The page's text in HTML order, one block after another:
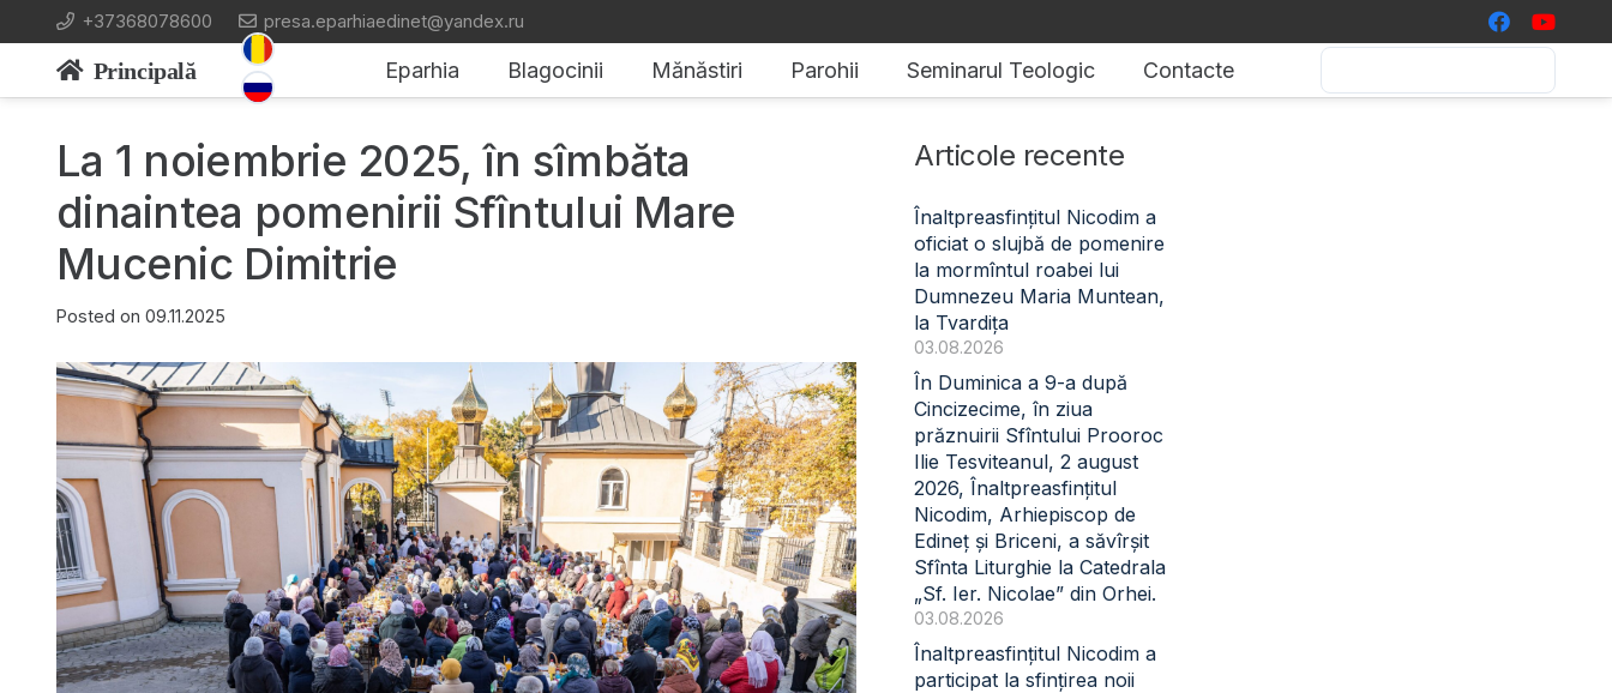
+37368078600 presa.eparhiaedinet@yandex.ru
Principală Eparhia Blagocinii Mănăstiri Parohii Seminarul Teologic Contacte
La 1 noiembrie 2025, în sîmbăta
dinaintea pomenirii Sfîntului Mare
Mucenic Dimitrie
Posted on 09.11.2025
Articole recente
Înaltpreasfințitul Nicodim a
oficiat o slujbă de pomenire
la mormîntul roabei lui
Dumnezeu Maria Muntean,
la Tvardița
03.08.2026
În Duminica a 9-a după
Cincizecime, în ziua
prăznuirii Sfîntului Prooroc
Ilie Tesviteanul, 2 august
2026, Înaltpreasfințitul
Nicodim, Arhiepiscop de
Edineț și Briceni, a săvîrșit
Sfînta Liturghie la Catedrala
„Sf. Ier. Nicolae” din Orhei.
03.08.2026
Înaltpreasfințitul Nicodim a
participat la sfințirea noii